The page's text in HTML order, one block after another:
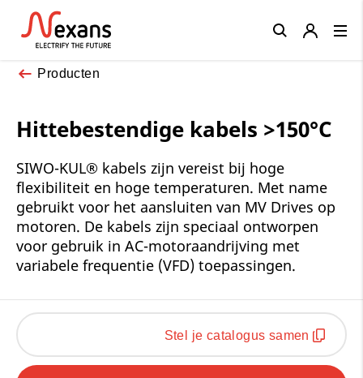
Producten
Hittebestendige kabels >150°C
SIWO-KUL® kabels zijn vereist bij hoge
flexibiliteit en hoge temperaturen. Met name
gebruikt voor het aansluiten van MV Drives op
motoren. De kabels zijn speciaal ontworpen
voor gebruik in AC-motoraandrijving met
variabele frequentie (VFD) toepassingen.
Stel je catalogus samen
Close